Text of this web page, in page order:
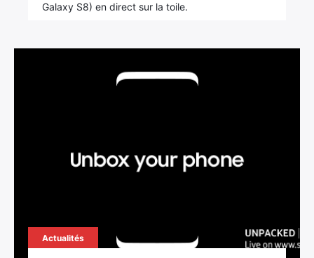
Galaxy S8) en direct sur la toile.
Actualités